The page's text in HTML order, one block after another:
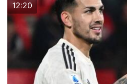
12:20